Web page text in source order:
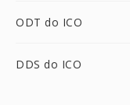
ODT do ICO
DDS do ICO